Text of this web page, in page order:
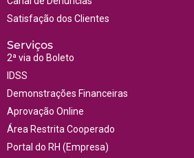
Satisfação dos Clientes
Serviços
2ª via do Boleto
IDSS
Demonstrações Financeiras
Aprovação Online
Área Restrita Cooperado
Portal do RH (Empresa)